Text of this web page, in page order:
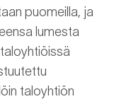
puomeilla, ja
lumesta
taloyhtiön